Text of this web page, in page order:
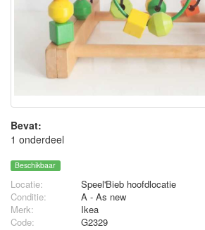
Bevat:
1 onderdeel
Beschikbaar
Locatie:
Speel'Bieb hoofdlocatie
Conditie:
A - As new
Merk:
Ikea
Code:
G2329